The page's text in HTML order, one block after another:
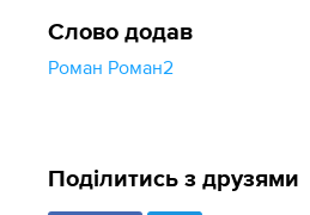
Слово додав
Роман Роман2
Поділитись з друзями